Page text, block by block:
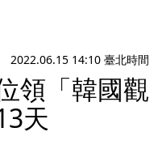
2022.06.15 14:10 臺北時間
領「韓國觀
天